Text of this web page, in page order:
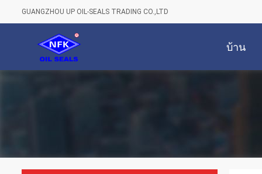
GUANGZHOU UP OIL-SEALS TRADING CO.,LTD
บ้าน